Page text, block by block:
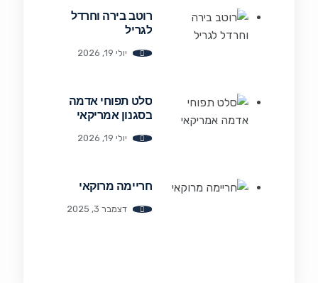
רוטב בירה וחרדל
לגריל
יולי 19, 2026
סלט תפוחי אדמה
בסגנון אמריקאי
יולי 19, 2026
חריימה מרוקאי
דצמבר 3, 2025